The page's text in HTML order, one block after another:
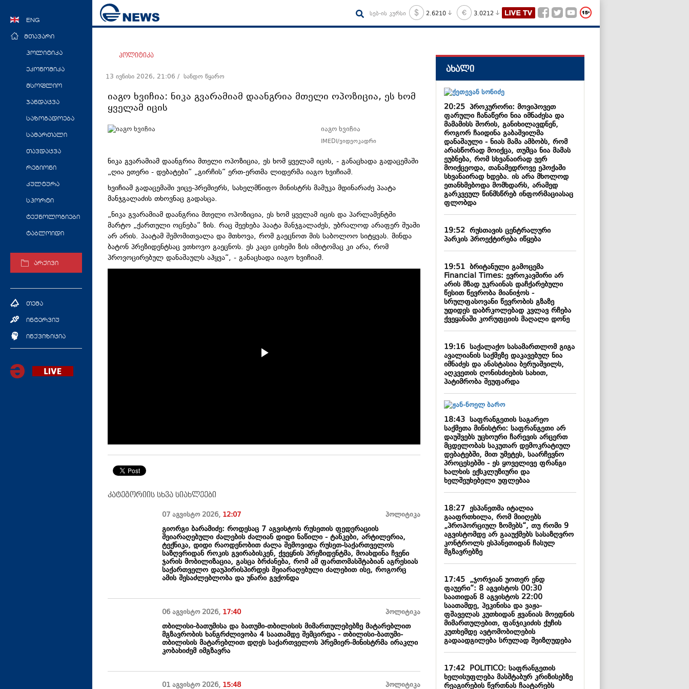
ENG
მთავარი
პოლიტიკა
ეკონომიკა
მსოფლიო
ჯანდაცვა
საზოგადოება
სამართალი
თავდაცვა
რეგიონი
კულტურა
სპორტი
ტექნოლოგიები
ტაბლოიდი
არქივი
თემა
ინტერვიუ
ინქვიზიცია
სებ-ის კურსი 2.6210 3.0212
პოლიტიკა
13 ივნისი 2026, 21:06 / სანდო წყარო
იაგო ხვიჩია: ნიკა გვარამიამ დაანგრია მთელი ოპოზიცია, ეს ხომ
ყველამ იცის
იაგო ხვიჩია
IMEDI/ვიდეოკადრი
ნიკა გვარამიამ დაანგრია მთელი ოპოზიცია, ეს ხომ ყველამ იცის, - განაცხადა გადაცემაში
„ღია ეთერი - დებატები“ „გირჩის“ ერთ-ერთმა ლიდერმა იაგო ხვიჩიამ.
ხვიჩიამ გადაცემაში ვიცე-პრემიერს, სახელმწიფო მინისტრს მამუკა მდინარაძე პაატა
მანჯგალაძის თხოვნაც გადასცა.
„ნიკა გვარამიამ დაანგრია მთელი ოპოზიცია, ეს ხომ ყველამ იცის და პარლამენტში
მარტო „ქართული ოცნება“ ზის. რაც შეეხება პაატა მანჯგალაძეს, უბრალოდ არაფერ შუაში
არ არის. პაატამ შემომითვალა და მთხოვა, რომ გაეცნოთ მის საბოლოო სიტყვას. მინდა
ბატონ პრეზიდენტსაც ვთხოვო გაეცნოს. ეს კაცი ციხეში ზის იმიტომაც კი არა, რომ
პროვოცირებულ დანაშაულს აჰყვა“, - განაცხადა იაგო ხვიჩიამ.
კატეგორიის სხვა სიახლეები
07 აგვისტო 2026, 12:07 პოლიტიკა
გიორგი ბარამიძე: როდესაც 7 აგვისტოს რუსეთის ფედერაციის
შეიარაღებული ძალების ძალიან დიდი ნაწილი - ტანკები, არტილერია,
ტექნიკა, დიდი რაოდენობით ძალა შემოვიდა რუსეთ-საქართველოს
საზღვრიდან როკის გვირაბისკენ, ქვეყნის პრეზიდენტმა, მოახდინა ჩვენი
ჯარის მობილიზაცია, გასცა ბრძანება, რომ ამ ფართომასშტაბიან აგრესიას
საქართველო დაუპირისპირდეს შეიარაღებული ძალებით ისე, როგორც
ამის შესაძლებლობა და უნარი გვქონდა
06 აგვისტო 2026, 17:40 პოლიტიკა
თბილისი-ბათუმისა და ბათუმი-თბილისის მიმართულებებზე მატარებლით
მგზავრობის ხანგრძლივობა 4 საათამდე შემცირდა - თბილისი-ბათუმი-
თბილისის მატარებლით დღეს საქართველოს პრემიერ-მინისტრმა ირაკლი
კობახიძემ იმგზავრა
01 აგვისტო 2026, 15:48 პოლიტიკა
ახალი
20:25პროკურორი: მოვიპოვეთ
ფარული ჩანაწერი ნია იმნაძესა და
მამამისს შორის, განიხილავდნენ,
როგორ ჩაიდინა გაბაშვილმა
დანაშაული - ნიას მამა ამბობს, რომ
არასწორად მოიქცა, თუმცა ნია მამას
ეუბნება, რომ სხვანაირად ვერ
მოიქცეოდა, თანამედროვე ეპოქაში
სხვანაირად ხდება. ის არა მხოლოდ
ეთანხმებოდა მომხდარს, არამედ
გარკვეულ წინმსწრებ ინფორმაციასაც
ფლობდა
19:52რუსთავის ცენტრალური
პარკის პროექტირება იწყება
19:51ბრიტანული გამოცემა
Financial Times: ევროკავშირი არ
არის მზად უკრაინას დაჩქარებული
წესით წევრობა მიანიჭოს -
სრულფასოვანი წევრობის გზაზე
უდიდეს დაბრკოლებად კვლავ რჩება
ქვეყანაში კორუფციის მაღალი დონე
19:16საქალაქო სასამართლომ გიგა
ავალიანის საქმეზე დაკავებულ ნია
იმნაძეს და ანასტასია ბერუაშვილს,
აღკვეთის ღონისძიების სახით,
პატიმრობა შეუფარდა
18:43საფრანგეთის საგარეო
საქმეთა მინისტრი: საფრანგეთი არ
დაუშვებს უცხოური ჩარევის არცერთ
მცდელობას საკუთარ დემოკრატიულ
დებატებში, მით უმეტეს, საარჩევნო
პროცესებში - ეს ყოველივე ფრანგი
ხალხის ექსკლუზიური და
ხელშეუხებელი უფლებაა
18:27ესპანეთმა იტალია
გააფრთხილა, რომ მიიღებს
„პროპორციულ ზომებს“, თუ რომი 9
აგვისტომდე არ გააუქმებს სასაზღვრო
კონტროლს ესპანეთიდან ჩასულ
მგზავრებზე
17:45„ჯორჯიან უოთერ ენდ
ფაუერი“: 8 აგვისტოს 00:30
საათიდან 8 აგვისტოს 22:00
საათამდე, პეკინისა და ვაჟა-
ფშაველას კუთხიდან ჟვანიას მოედნის
მიმართულებით, ფანჯიკიძის ქუჩის
კუთხემდე ავტომობილების
გადაადგილება სრულად შეიზღუდება
17:42POLITICO: საფრანგეთის
ხელისუფლება მასშტაბურ კრიზისებზე
რეაგირების წვრთნას ჩაატარებს